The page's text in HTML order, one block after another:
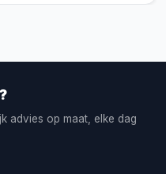
advies op maat, elke dag